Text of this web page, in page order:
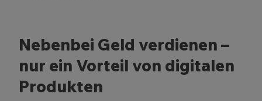
Nebenbei Geld verdienen –
nur ein Vorteil von digitalen
Produkten